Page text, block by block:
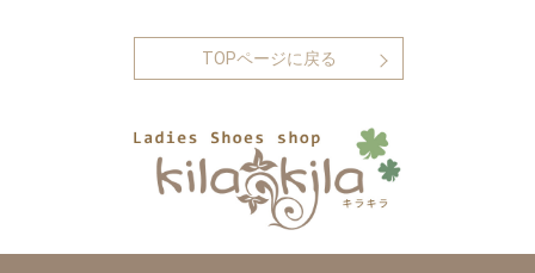
TOPページに戻る